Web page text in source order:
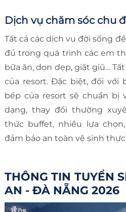
Dịch vụ chăm sóc chu
Tất cả các dịch vụ đời sống
đủ trong quá trình các em
bữa ăn, dọn dẹp, giặt giũ…
của resort. Đặc biệt, đối với
bếp của resort sẽ chuẩn bị
dạng, thay đổi thường
thức buffet, nhiều lựa
đảm bảo an toàn vệ sinh
THÔNG TIN TUYỂN
AN - ĐÀ NẴNG 2026